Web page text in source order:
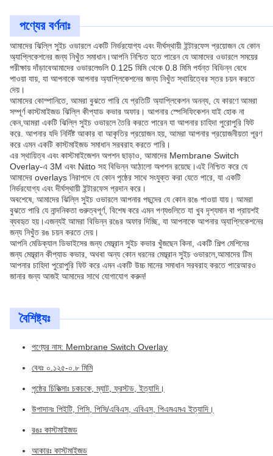
পণ্যের বর্ণনাঃ
আমাদের ঝিল্লি সুইচ ওভারলে একটি নির্ভরযোগ্য এবং দীর্ঘস্থায়ী ইন্টারফেস প্রয়োজন যে কোন
অ্যাপ্লিকেশনের জন্য নিখুঁত সমাধান।আপনি নিশ্চিত হতে পারেন যে আমাদের ওভারলে সময়ের
পরীক্ষায় দাঁড়াবেআমাদের ওভারলেগুলি 0.125 মিমি থেকে 0.8 মিমি পর্যন্ত বিভিন্ন বেধে
পাওয়া যায়, যা আপনাকে আপনার অ্যাপ্লিকেশনের জন্য নিখুঁত স্থায়িত্বের স্তর চয়ন করতে
দেয়।
আমাদের কোম্পানিতে, আমরা বুঝতে পারি যে প্রতিটি অ্যাপ্লিকেশন অনন্য, যে কারণে আমরা
সম্পূর্ণ কাস্টমাইজড ঝিল্লি কীপ্যাড কভার অফার। আপনার স্পেসিফিকেশন যাই হোক না
কেন,আমরা একটি ঝিল্লি সুইচ ওভারলে তৈরি করতে পারেন যা আপনার চাহিদা পুরোপুরি ফিট
করে. আপনার যদি নির্দিষ্ট আকার বা আকৃতির প্রয়োজন হয়, আমরা আপনার প্রয়োজনীয়তা পূরণ
করে এমন একটি কাস্টমাইজড সমাধান সরবরাহ করতে পারি।
এর স্থায়িত্ব এবং কাস্টমাইজেশন অপশন ছাড়াও, আমাদের Membrane Switch
Overlay-এ 3M এবং Nitto সহ বিভিন্ন আঠালো অপশন রয়েছে।এই নিশ্চিত করে যে
আমাদের overlays নিরাপদে যে কোন পৃষ্ঠের সাথে সংযুক্ত করা যেতে পারে, যা একটি
নির্ভরযোগ্য এবং দীর্ঘস্থায়ী ইন্টারফেস প্রদান করে।
অবশেষে, আমাদের ঝিল্লি সুইচ ওভারলে আপনার পছন্দের যে কোন রঙে পাওয়া যায়। আমরা
বুঝতে পারি যে নান্দনিকতা গুরুত্বপূর্ণ, বিশেষ করে এমন পণ্যগুলিতে যা খুব দৃশ্যমান বা প্রায়শই
ব্যবহৃত হয়।এজন্যই আমরা বিভিন্ন রঙের অফার দিচ্ছি, যা আপনাকে আপনার অ্যাপ্লিকেশনের
জন্য নিখুঁত রঙ চয়ন করতে দেয়।
আপনি মেডিক্যাল ডিভাইসের জন্য মেম্ব্রান সুইচ কভার খুঁজছেন কিনা, একটি শিল্প মেশিনের
জন্য মেম্ব্রান কীপ্যাড কভার, অথবা অন্য কোন ধরনের মেম্ব্রান সুইচ ওভারলে,আমাদের টিম
আপনার চাহিদা পুরোপুরি ফিট করে এমন একটি উচ্চ মানের সমাধান সরবরাহ করতে পারেআরও
জানার জন্য আজই আমাদের সাথে যোগাযোগ করুন!
বৈশিষ্ট্যঃ
পণ্যের নাম: Membrane Switch Overlay
বেধঃ ০.১২৫-০.৮ মিমি
পৃষ্ঠের চিকিত্সাঃ চকচকে, ম্যাট, ফ্রস্টড, ইত্যাদি।
উপাদানঃ পিইটি, পিসি, পিসি/এবিএস, এবিএস, পিএমএমএ ইত্যাদি।
রঙঃ কাস্টমাইজড
আকারঃ কাস্টমাইজড